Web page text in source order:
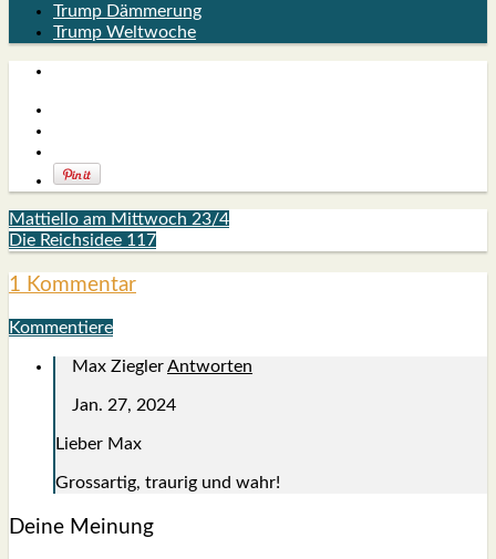
Trump Dämmerung
Trump Weltwoche
Mattiello am Mittwoch 23/4
Die Reichsidee 117
1 Kommentar
Kommentiere
Max ZieglerAntworten
Jan. 27, 2024
Lie­ber Max
Gross­ar­tig, trau­rig und wahr!
Deine Meinung